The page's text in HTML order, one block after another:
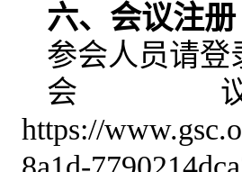
六、会议注册
参会人员请登
会
https://